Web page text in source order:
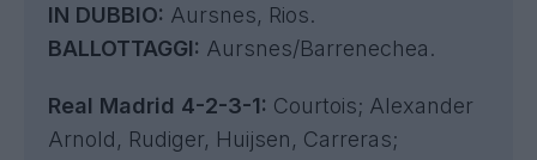
IN DUBBIO: Aursnes, Rios.
BALLOTTAGGI: Aursnes/Barrenechea.
Real Madrid 4-2-3-1: Courtois; Alexander
Arnold, Rudiger, Huijsen, Carreras;